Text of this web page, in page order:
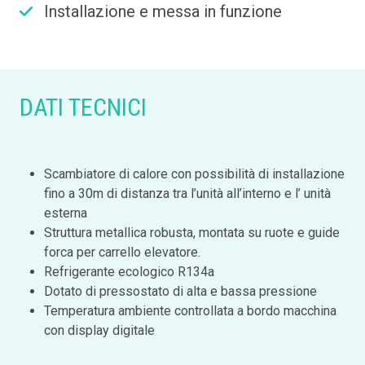
Installazione e messa in funzione
DATI TECNICI
Scambiatore di calore con possibilità di installazione
fino a 30m di distanza tra l’unità all’interno e l’ unità
esterna
Struttura metallica robusta, montata su ruote e guide
forca per carrello elevatore.
Refrigerante ecologico R134a
Dotato di pressostato di alta e bassa pressione
Temperatura ambiente controllata a bordo macchina
con display digitale